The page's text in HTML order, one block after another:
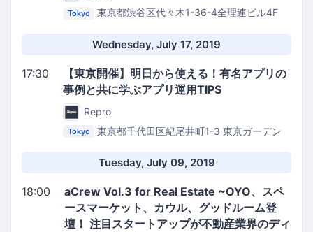
Tokyo
東京都渋谷区代々木1-36-4全理連ビル4F
Wednesday, July 17, 2019
17:30
【東京開催】明日から使える！有名アプリの
事例と共に学ぶアプリ運用TIPS
Repro
Tokyo
東京都千代田区紀尾井町1-3 東京ガーデン
セミナールーム
Tuesday, July 09, 2019
18:00
aCrew Vol.3 for Real Estate ~OYO、スペ
ースマーケット、カウル、グッドルーム登
壇！ 注目スタートアップが不動産業界のディ